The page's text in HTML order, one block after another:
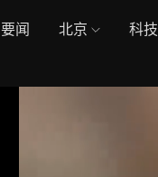
要闻 北京 科技